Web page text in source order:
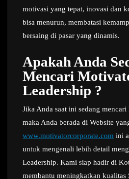
motivasi yang tepat, inovasi dan
bisa menurun, membatasi
bersaing di pasar yang dinamis.
Apakah Anda
Mencari
Leadership ?
Jika Anda saat ini sedang
maka Anda berada di Website
www.motivatorcorporate.com ini
untuk mengenali lebih detail
Leadership. Kami siap hadir di
membantu meningkatkan kualitas